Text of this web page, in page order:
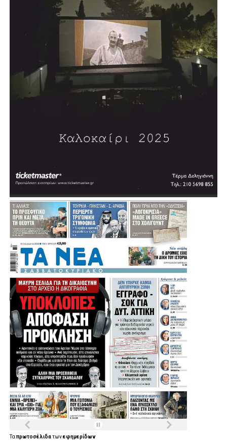
.
.
.
Ταπρωτοσέλιδατωνεφημερίδων